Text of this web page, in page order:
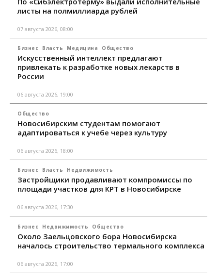
листы на полмиллиарда рублей
07 августа 2026, 08:00
Бизнес Власть Медицина Общество
Искусственный интеллект предлагают
привлекать к разработке новых лекарств в
России
06 августа 2026, 19:00
Общество
Новосибирским студентам помогают
адаптироваться к учебе через культуру
06 августа 2026, 18:00
Бизнес Власть Недвижимость
Застройщики продавливают компромиссы по
площади участков для КРТ в Новосибирске
06 августа 2026, 17:30
Бизнес Недвижимость Общество
Около Заельцовского бора Новосибирска
началось строительство термального комплекса
06 августа 2026, 17:00